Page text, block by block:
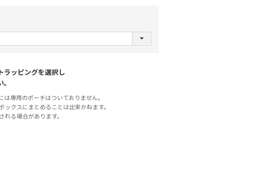
ラッピングを選択し
専用のポーチはついておりません。
クスにまとめることは出来かねます。
る場合があります。